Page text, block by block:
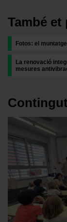
També et
Fotos: el
La renovació
mesures